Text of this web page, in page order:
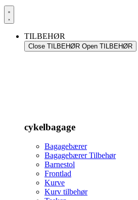
TILBEHØR
Close TILBEHØR Open TILBEHØR
cykelbagage
Bagagebærer
Bagagebærer Tilbehør
Barnestol
Frontlad
Kurve
Kurv tilbehør